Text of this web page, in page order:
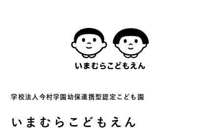
学校法⼈今村学園幼保連携型認定こども園
いまむらこどもえん